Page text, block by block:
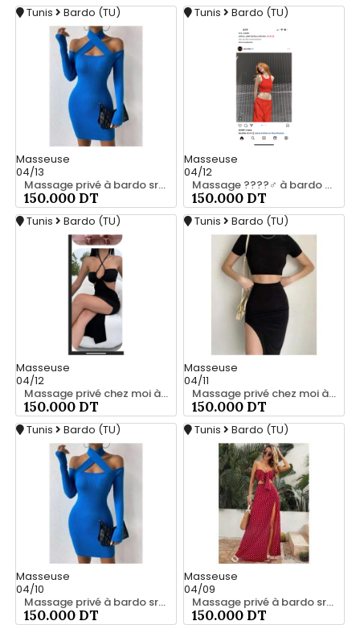
Tunis Bardo (TU)
Masseuse
04/13
Massage privé à bardo srd 55066248
150.000 DT
Tunis Bardo (TU)
Masseuse
04/12
Massage ????‍♂️ à bardo srd 20466285
150.000 DT
Tunis Bardo (TU)
Masseuse
04/12
Massage privé chez moi à bardo srd 20466285
150.000 DT
Tunis Bardo (TU)
Masseuse
04/11
Massage privé chez moi à bardo srd 20466285
150.000 DT
Tunis Bardo (TU)
Masseuse
04/10
Massage privé à bardo srd chez moi 55066248
150.000 DT
Tunis Bardo (TU)
Masseuse
04/09
Massage privé à bardo srd 20466285
150.000 DT